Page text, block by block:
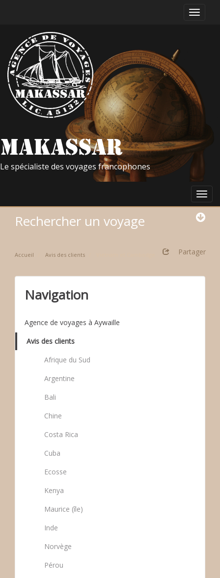
Le spécialiste des voyages francophones
Rechercher un voyage
Accueil Avis des clients Partager
Navigation
Agence de voyages à Aywaille
Avis des clients
Afrique du Sud
Argentine
Bali
Chine
Costa Rica
Cuba
Ecosse
Kenya
Maurice (île)
Inde
Norvège
Pérou